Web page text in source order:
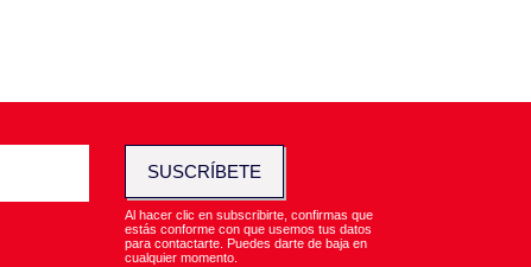
SUSCRÍBETE
Al hacer clic en subscribirte, confirmas que
estás conforme con que usemos tus datos
para contactarte. Puedes darte de baja en
cualquier momento.